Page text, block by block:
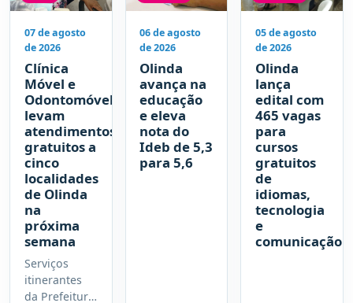
07 de agosto
de 2026
Clínica
Móvel e
Odontomóvel
levam
atendimentos
gratuitos a
cinco
localidades
de Olinda
na
próxima
semana
Serviços
itinerantes
da Prefeitura
06 de agosto
de 2026
Olinda
avança na
educação
e eleva
nota do
Ideb de 5,3
para 5,6
05 de agosto
de 2026
Olinda
lança
edital com
465 vagas
para
cursos
gratuitos
de
idiomas,
tecnologia
e
comunicação